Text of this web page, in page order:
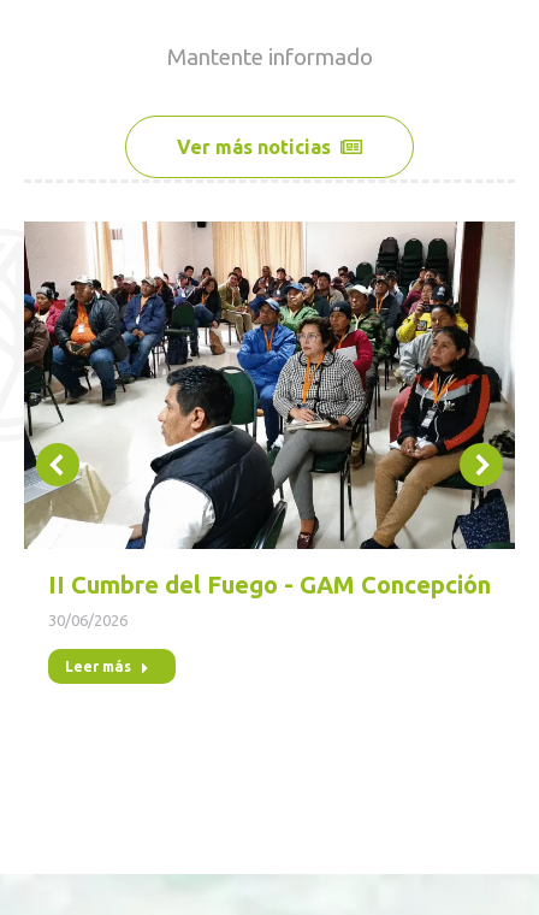
Mantente informado
Ver más noticias
II Cumbre del Fuego - GAM Concepción
30/06/2026
Leer más